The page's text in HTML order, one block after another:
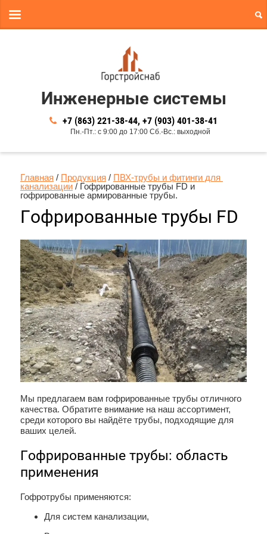
Инженерные системы
+7 (863) 221-38-44 +7 (903) 401-38-41
Пн.-Пт.: с 9:00 до 17:00 Сб.-Вс.: выходной
Главная / Продукция / ПВХ-трубы и фитинги для
канализации / Гофрированные трубы FD и
гофрированные армированные трубы.
Гофрированные трубы FD
Мы предлагаем вам гофрированные трубы отличного
качества. Обратите внимание на наш ассортимент,
среди которого вы найдёте трубы, подходящие для
ваших целей.
Гофрированные трубы: область
применения
Гофротрубы применяются:
Для систем канализации,